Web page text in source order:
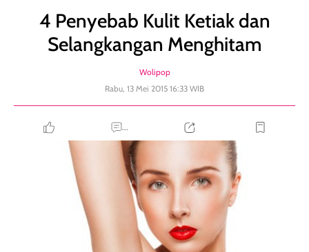
4 Penyebab Kulit Ketiak dan
Selangkangan Menghitam
Wolipop
Rabu, 13 Mei 2015 16:33 WIB
...